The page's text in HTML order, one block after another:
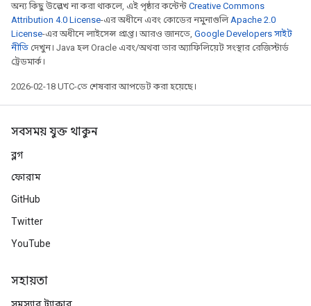
অন্য কিছু উল্লেখ না করা থাকলে, এই পৃষ্ঠার কন্টেন্ট Creative Commons
Attribution 4.0 License-এর অধীনে এবং কোডের নমুনাগুলিApache 2.0
License-এর অধীনে লাইসেন্স প্রাপ্ত। আরও জানতে, Google Developers সাইট
নীতি দেখুন। Java হল Oracle এবং/অথবা তার অ্যাফিলিয়েট সংস্থার রেজিস্টার্ড
ট্রেডমার্ক।
2026-02-18 UTC-তে শেষবার আপডেট করা হয়েছে।
সবসময় যুক্ত থাকুন
ব্লগ
ফোরাম
GitHub
Twitter
YouTube
সহায়তা